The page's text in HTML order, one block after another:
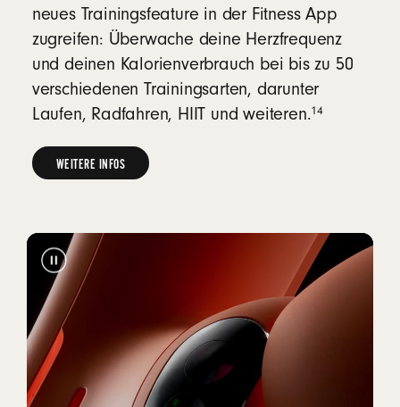
neues Trainingsfeature in der Fitness App
zugreifen: Überwache deine Herzfrequenz
und deinen Kalorienverbrauch bei bis zu 50
verschiedenen Trainingsarten, darunter
Laufen, Radfahren, HIIT und weiteren.14
WEITERE INFOS
DIE
HERZFREQUENZMESSUNG